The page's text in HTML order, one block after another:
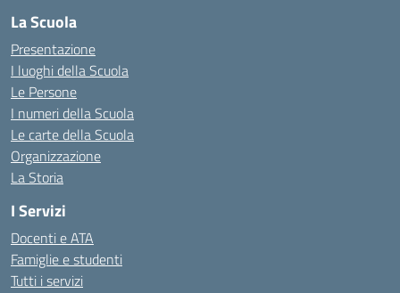
La Scuola
Presentazione
I luoghi della Scuola
Le Persone
I numeri della Scuola
Le carte della Scuola
Organizzazione
La Storia
I Servizi
Docenti e ATA
Famiglie e studenti
Tutti i servizi